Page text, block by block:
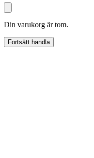
Din varukorg är tom.
Fortsätt handla